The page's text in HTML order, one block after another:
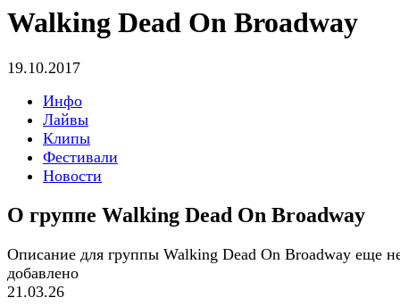
Walking Dead On Broadway
19.10.2017
Инфо
Лайвы
Клипы
Фестивали
Новости
О группе Walking Dead On Broadway
Описание для группы Walking Dead On Broadway еще
добавлено
21.03.26